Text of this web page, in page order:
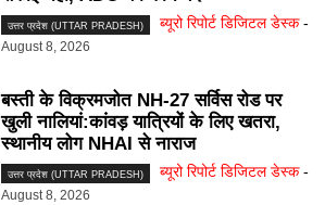
उत्तर प्रदेश (UTTAR PRADESH) ब्यूरो रिपोर्ट डिजिटल डेस्क -
August 8, 2026
बस्ती के विक्रमजोत NH-27 सर्विस रोड पर
खुली नालियां:कांवड़ यात्रियों के लिए खतरा,
स्थानीय लोग NHAI से नाराज
उत्तर प्रदेश (UTTAR PRADESH) ब्यूरो रिपोर्ट डिजिटल डेस्क -
August 8, 2026